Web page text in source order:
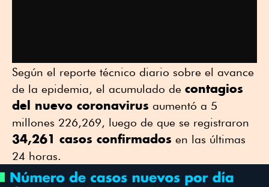
Según el reporte técnico diario sobre el avance
de la epidemia, el acumulado de contagios
del nuevo coronavirus aumentó a 5
millones 226,269, luego de que se registraron
34,261 casos confirmados en las últimas
24 horas.